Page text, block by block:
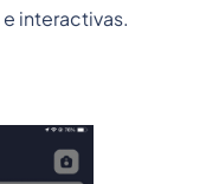
e interactivas.